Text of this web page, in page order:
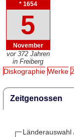
* 1654
5
November
vor 372 Jahren
in Freiberg
Diskographie Werke
Zeitgenossen
Länderauswahl